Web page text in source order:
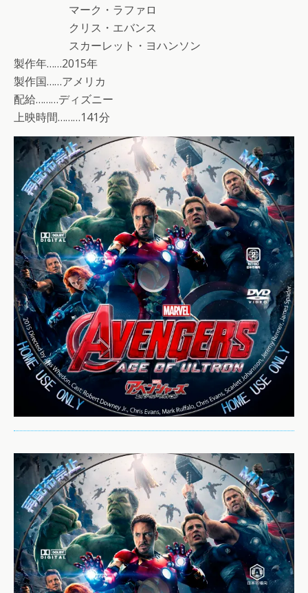
マーク・ラファロ
クリス・エバンス
スカーレット・ヨハンソン
製作年……2015年
製作国……アメリカ
配給………ディズニー
上映時間………141分